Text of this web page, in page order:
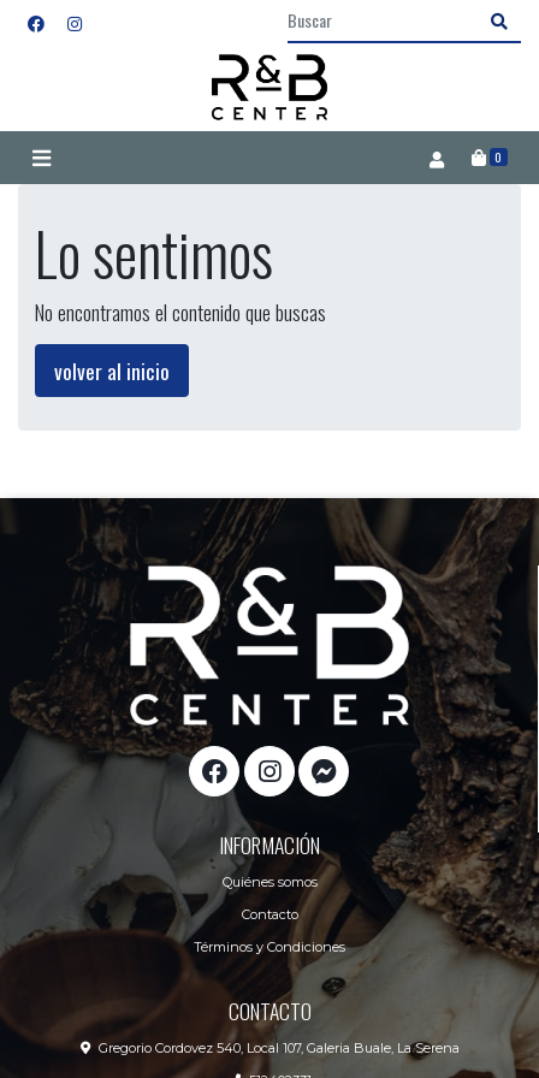
0
Lo sentimos
No encontramos el contenido que buscas
volver al inicio
INFORMACIÓN
Quiénes somos
Contacto
Términos y Condiciones
CONTACTO
Gregorio Cordovez 540, Local 107, Galeria Buale, La Serena